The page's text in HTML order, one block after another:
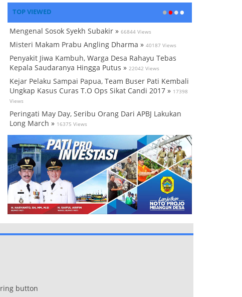
TOP VIEWED
Mengenal Sosok Syekh Subakir » 66844 Views
Misteri Makam Prabu Angling Dharma » 40187 Views
Penyakit Jiwa Kambuh, Warga Desa Rahayu Tebas
Kepala Saudaranya Hingga Putus » 22042 Views
Kejar Pelaku Sampai Papua, Team Buser Pati Kembali
Ungkap Kasus Curas T.O Ops Sikat Candi 2017 » 17398
Views
Peringati May Day, Seribu Orang Dari APBJ Lakukan
Long March » 16375 Views